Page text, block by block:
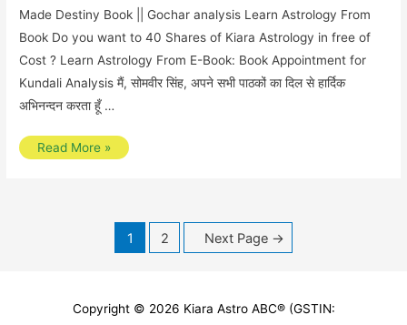
Made Destiny Book || Gochar analysis Learn Astrology From
Book Do you want to 40 Shares of Kiara Astrology in free of
Cost ? Learn Astrology From E-Book: Book Appointment for
Kundali Analysis मैं, सोमवीर सिंह, अपने सभी पाठकों का दिल से हार्दिक
अभिनन्दन करता हूँ …
How
Read More »
1 2 Next Page →
Copyright © 2026 Kiara Astro ABC® (GSTIN: